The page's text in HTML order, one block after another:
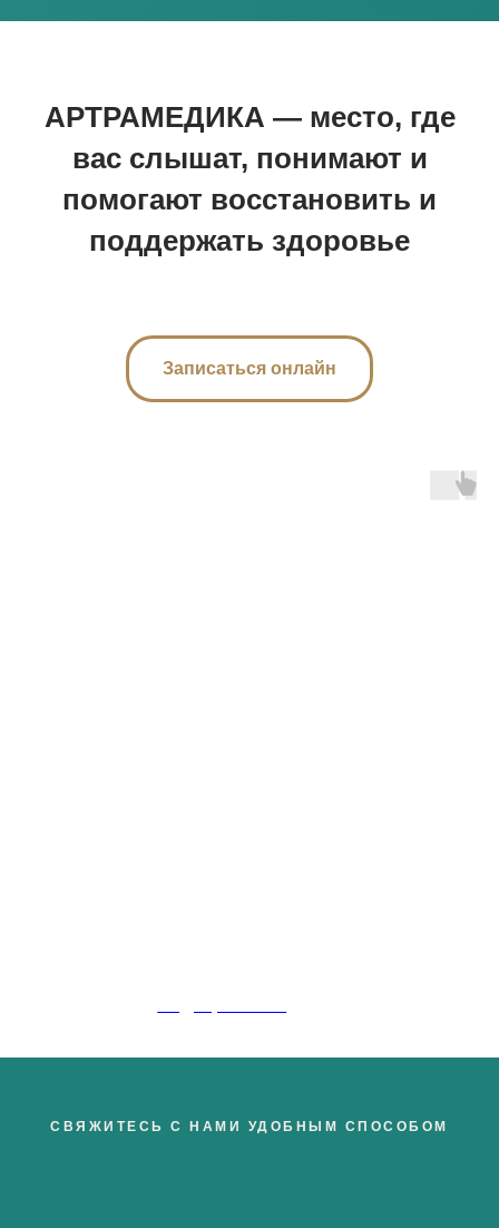
АРТРАМЕДИКА — место, где
вас слышат, понимают и
помогают восстановить и
поддержать здоровье
Записаться онлайн
СВЯЖИТЕСЬ С НАМИ УДОБНЫМ СПОСОБОМ